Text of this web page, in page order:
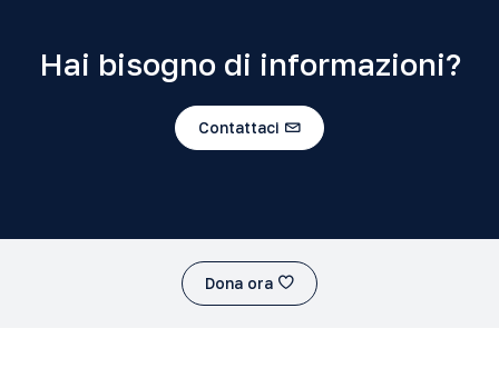
Hai bisogno di informazioni?
Contattaci
Dona ora